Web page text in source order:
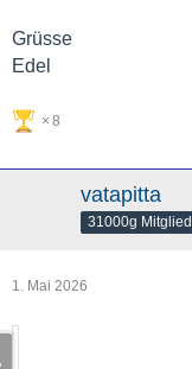
Grüsse
Edel
8
vatapitta
31000g Mitglied
1. Mai 2026